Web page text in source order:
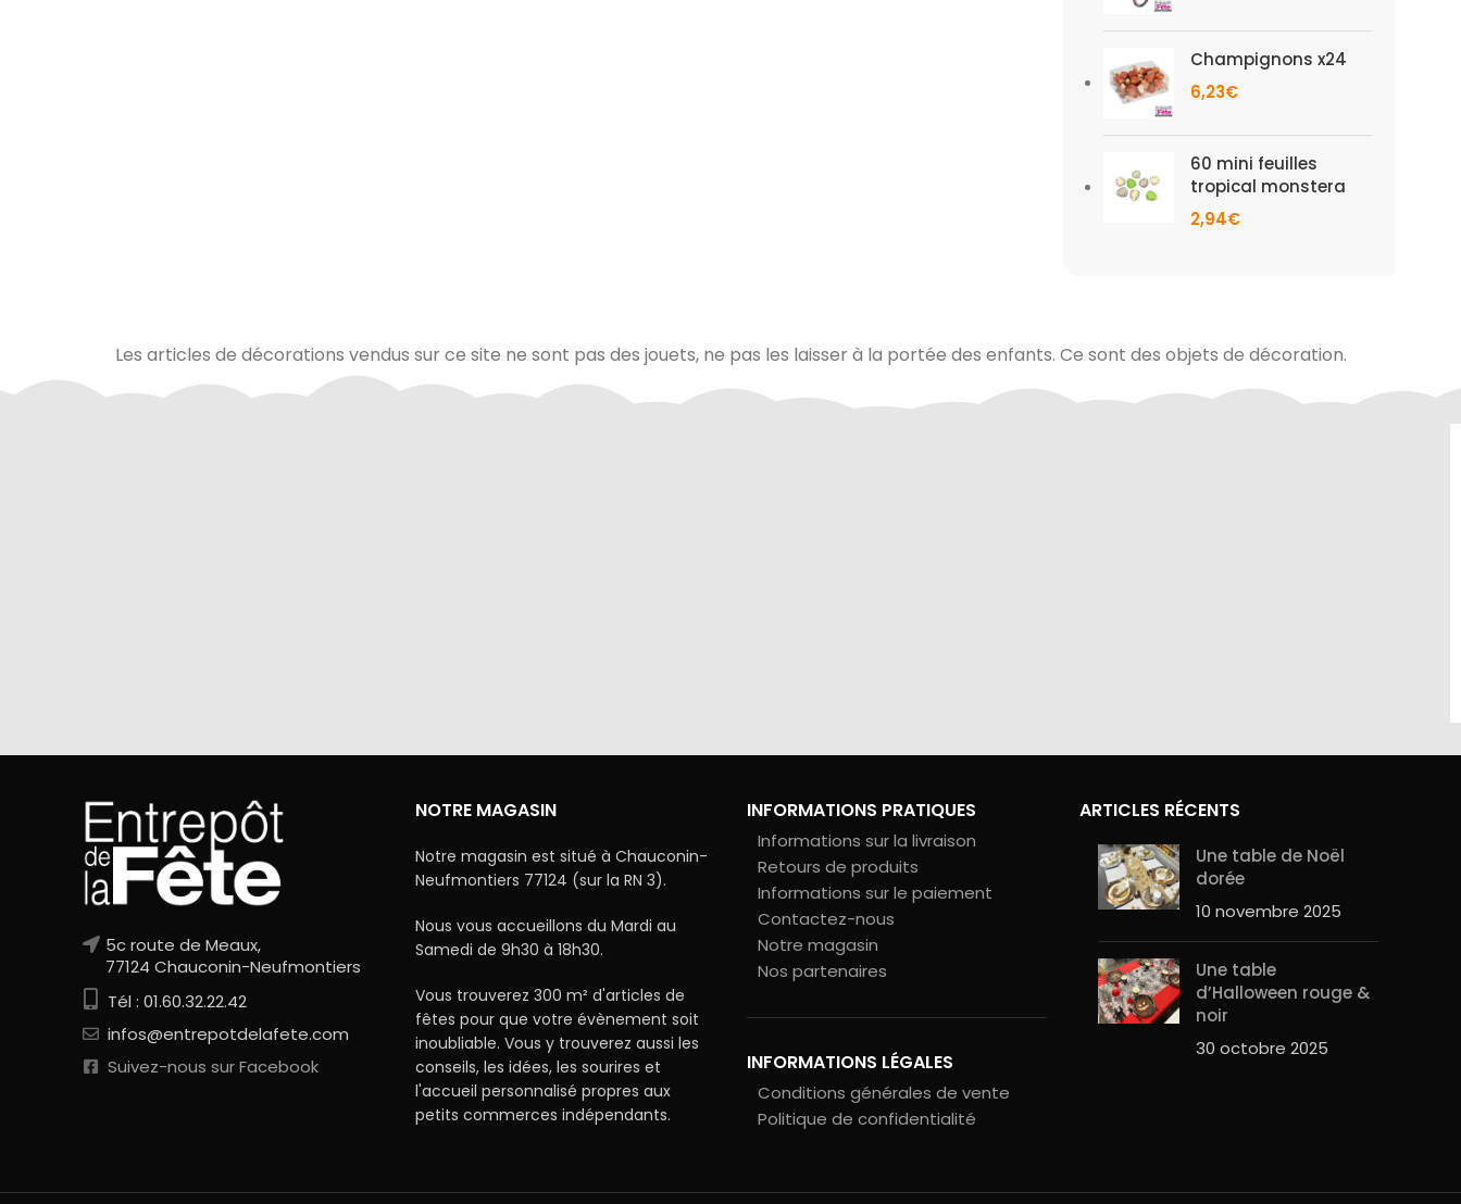
Champignons x24
6,23€
60 mini feuilles
tropical monstera
2,94€
Les articles de décorations vendus sur ce site ne sont pas des jouets, ne pas les laisser à la portée des enfants. Ce sont des objets de décoration.
5c route de Meaux,
77124 Chauconin-Neufmontiers
Tél : 01.60.32.22.42
infos@entrepotdelafete.com
Suivez-nous sur Facebook
NOTRE MAGASIN
Notre magasin est situé à Chauconin-
Neufmontiers 77124 (sur la RN 3).
Nous vous accueillons du Mardi au
Samedi de 9h30 à 18h30.
Vous trouverez 300 m² d'articles de
fêtes pour que votre évènement soit
inoubliable. Vous y trouverez aussi les
conseils, les idées, les sourires et
l'accueil personnalisé propres aux
petits commerces indépendants.
INFORMATIONS PRATIQUES
Informations sur la livraison
Retours de produits
Informations sur le paiement
Contactez-nous
Notre magasin
Nos partenaires
INFORMATIONS LÉGALES
Conditions générales de vente
Politique de confidentialité
ARTICLES RÉCENTS
Une table de Noël
dorée
10 novembre 2025
Une table
d’Halloween rouge &
noir
30 octobre 2025